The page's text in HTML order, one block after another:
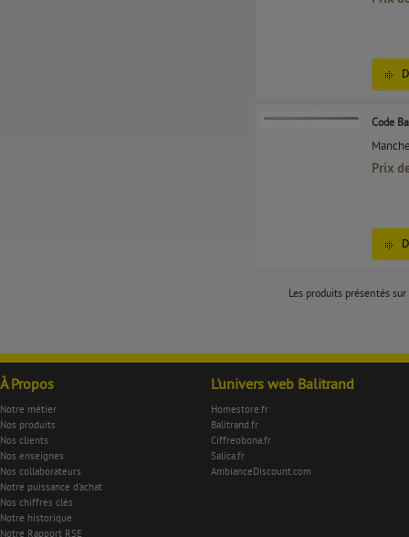
Code
Prix
Les produits présentés
À Propos
Notre métier
Nos produits
Nos clients
Nos enseignes
Nos collaborateurs
Notre puissance d'achat
Nos chiffres clés
Notre historique
Notre Rapport RSE
L'univers web Balitrand
Homestore.fr
Balitrand.fr
Ciffreobona.fr
Salica.fr
AmbianceDiscount.com